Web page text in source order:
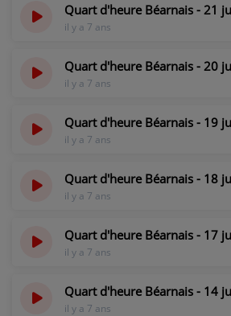
ÉCOUTEZ LES PRODUCTIONS
PARTICIPEZ
RECRUTEMENT
L'ŒIL DE L'OIE | PRÉSENTATION
VIDÉOS | JEUX
Quart d'heure Béarnais - 21
il y a 7 ans
Quart d'heure Béarnais - 20
il y a 7 ans
Quart d'heure Béarnais - 19
il y a 7 ans
Quart d'heure Béarnais - 18
il y a 7 ans
Quart d'heure Béarnais - 17
il y a 7 ans
Quart d'heure Béarnais - 14
il y a 7 ans